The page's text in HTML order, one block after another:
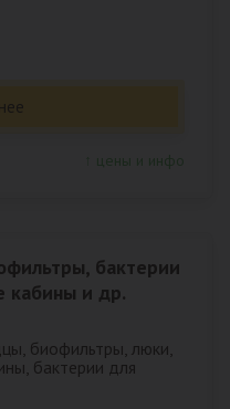
бактерии
кабины и др.
биофильтры, люки,
бактерии для